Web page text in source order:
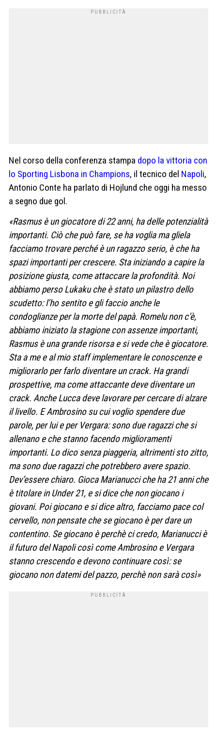
Nel corso della conferenza stampa dopo la vittoria con
lo Sporting Lisbona in Champions, il tecnico del Napoli,
Antonio Conte ha parlato di Hojlund che oggi ha messo
a segno due gol.
«Rasmus è un giocatore di 22 anni, ha delle potenzialità
importanti. Ciò che può fare, se ha voglia ma gliela
facciamo trovare perché è un ragazzo serio, è che ha
spazi importanti per crescere. Sta iniziando a capire la
posizione giusta, come attaccare la profondità. Noi
abbiamo perso Lukaku che è stato un pilastro dello
scudetto: l’ho sentito e gli faccio anche le
condoglianze per la morte del papà. Romelu non c’è,
abbiamo iniziato la stagione con assenze importanti,
Rasmus è una grande risorsa e si vede che è giocatore.
Sta a me e al mio staff implementare le conoscenze e
migliorarlo per farlo diventare un crack. Ha grandi
prospettive, ma come attaccante deve diventare un
crack. Anche Lucca deve lavorare per cercare di alzare
il livello. E Ambrosino su cui voglio spendere due
parole, per lui e per Vergara: sono due ragazzi che si
allenano e che stanno facendo miglioramenti
importanti. Lo dico senza piaggeria, altrimenti sto zitto,
ma sono due ragazzi che potrebbero avere spazio.
Dev’essere chiaro. Gioca Marianucci che ha 21 anni che
è titolare in Under 21, e si dice che non giocano i
giovani. Poi giocano e si dice altro, facciamo pace col
cervello, non pensate che se giocano è per dare un
contentino. Se giocano è perchè ci credo, Marianucci è
il futuro del Napoli così come Ambrosino e Vergara
stanno crescendo e devono continuare così: se
giocano non datemi del pazzo, perchè non sarà così»